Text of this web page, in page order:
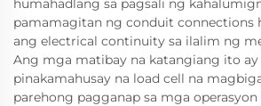
pamamagitan ng conduit connections
ang electrical continuity sa ilalim ng
Ang mga matibay na katangiang ito ay
pinakamahusay na load cell na
parehong pagganap sa mga